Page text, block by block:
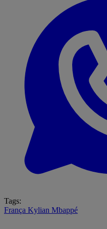
Tags:
França Kylian Mbappé